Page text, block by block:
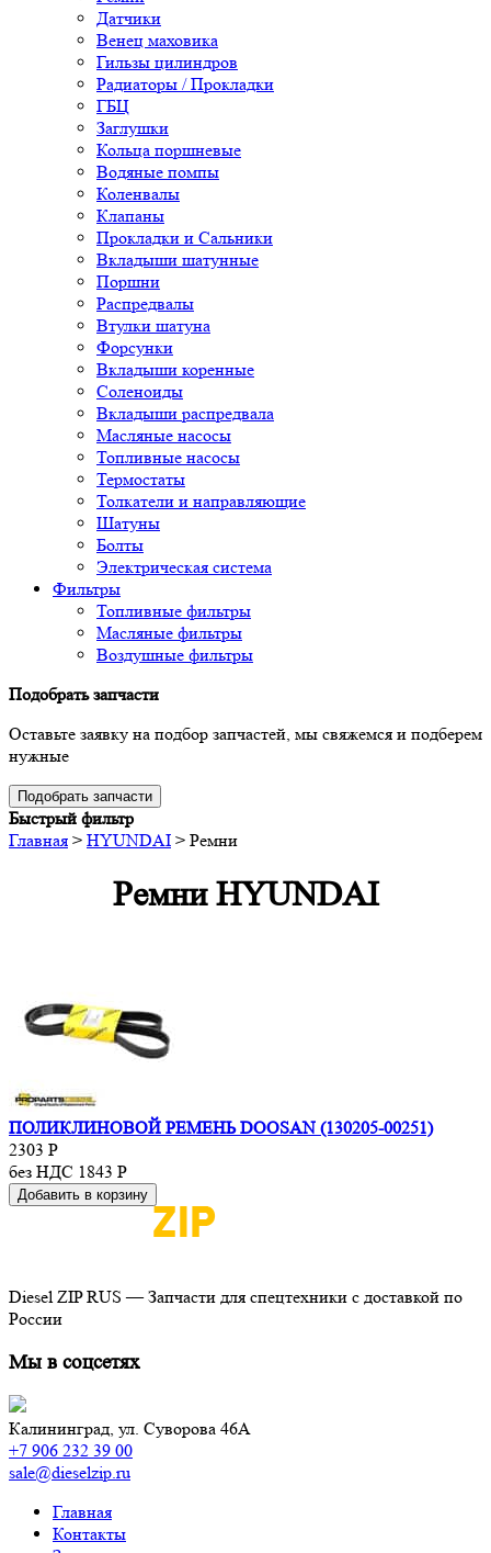
Датчики
Венец маховика
Гильзы цилиндров
Радиаторы / Прокладки
ГБЦ
Заглушки
Кольца поршневые
Водяные помпы
Коленвалы
Клапаны
Прокладки и Сальники
Вкладыши шатунные
Поршни
Распредвалы
Втулки шатуна
Форсунки
Вкладыши коренные
Соленоиды
Вкладыши распредвала
Масляные насосы
Топливные насосы
Термостаты
Толкатели и направляющие
Шатуны
Болты
Электрическая система
Фильтры
Топливные фильтры
Масляные фильтры
Воздушные фильтры
Подобрать запчасти
Оставьте заявку на подбор запчастей, мы свяжемся и подберем
нужные
Подобрать запчасти
Быстрый фильтр
Главная > HYUNDAI > Ремни
Ремни HYUNDAI
ПОЛИКЛИНОВОЙ РЕМЕНЬ DOOSAN (130205-00251)
2303 Р
без НДС 1843 Р
Добавить в корзину
Diesel ZIP RUS — Запчасти для спецтехники с доставкой по
России
Мы в соцсетях
Калининград, ул. Суворова 46А
+7 906 232 39 00
sale@dieselzip.ru
Главная
Контакты